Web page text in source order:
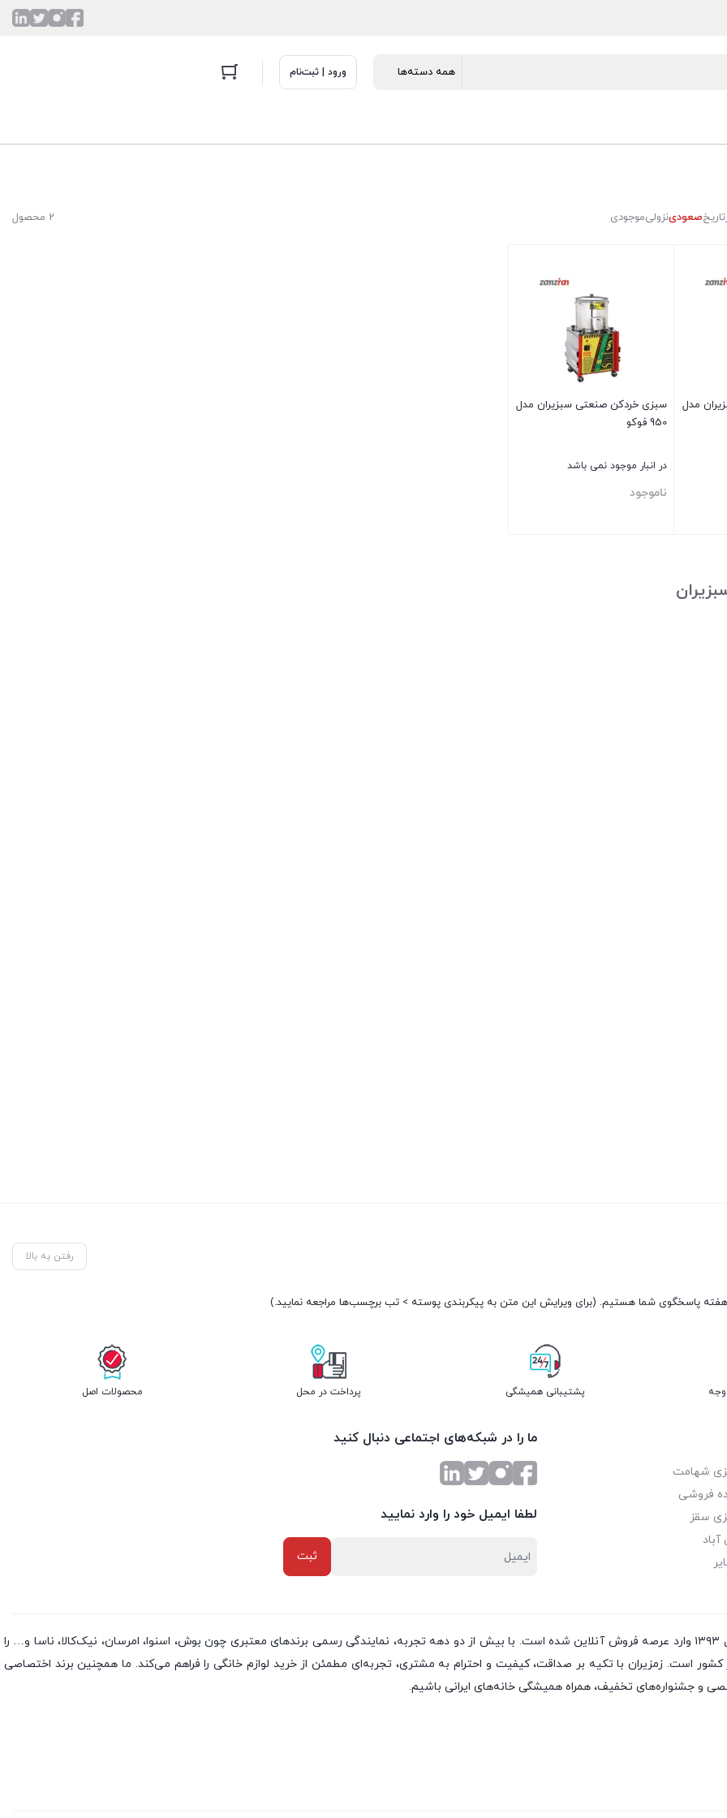
ورود | ثبت‌نام
2 محصول تاریخصعودینزولیموجودی
مدل
سبزی خردكن صنعتی سبزيران مدل
950 فوکو
در انبار موجود نمی باشد
ناموجود
رفتن به بالا
پشتیبانی همیشگی پرداخت در محل محصولات اصل
شهامت
فروشی
سقز
ما را در شبکه‌های اجتماعی دنبال کنید
لطفا ایمیل خود را وارد نمایید
از سال ۱۳۸۲ فعالیت خود را آغاز کرده و از سال ۱۳۹۳ وارد عرصه فروش آنلاین شده است. با بیش از دو دهه تجربه، نمایندگی رسمی برندهای معتبری چون بوش، اسنوا، امرسان، نیک‌کالا، ناسا و… را
است. زمزیران با تکیه بر صداقت، کیفیت و احترام به مشتری، تجربه‌ای مطمئن از خرید لوازم خانگی را فراهم می‌کند. ما همچنین برند اختصاصی
و جشنواره‌های تخفیف، همراه همیشگی خانه‌های ایرانی باشیم.